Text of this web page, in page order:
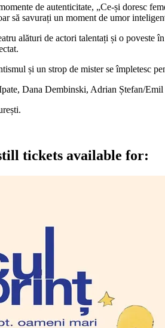
de autenticitate, „Ce-și doresc
să savurați un moment de umor
alături de actori talentați și o poveste
și un strop de mister se împletesc
Dana Dembinski, Adrian Ștefan/
tickets available for: